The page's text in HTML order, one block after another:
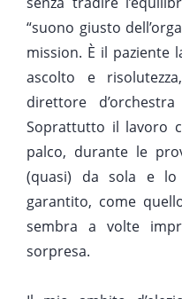
“suono giusto
mission. È il paziente
ascolto e
direttore
Soprattutto il lavoro
palco, durante le
(quasi) da sola e lo
garantito, come
sembra a volte
sorpresa.